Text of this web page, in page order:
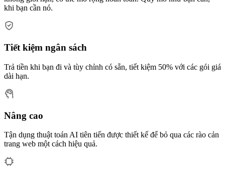
khi bạn cần nó.
Tiết kiệm ngân sách
Trả tiền khi bạn đi và tùy chỉnh có sẵn, tiết kiệm 50% với các gói giá
dài hạn.
Nâng cao
Tận dụng thuật toán AI tiên tiến được thiết kế để bỏ qua các rào cản
trang web một cách hiệu quả.